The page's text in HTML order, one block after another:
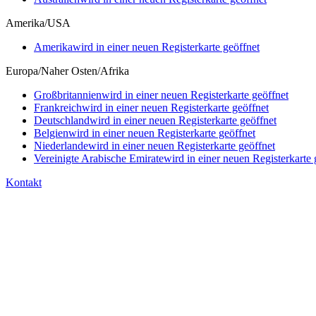
Amerika/USA
Amerikawird in einer neuen Registerkarte geöffnet
Europa/Naher Osten/Afrika
Großbritannienwird in einer neuen Registerkarte geöffnet
Frankreichwird in einer neuen Registerkarte geöffnet
Deutschlandwird in einer neuen Registerkarte geöffnet
Belgienwird in einer neuen Registerkarte geöffnet
Niederlandewird in einer neuen Registerkarte geöffnet
Vereinigte Arabische Emiratewird in einer neuen Registerkarte
Kontakt